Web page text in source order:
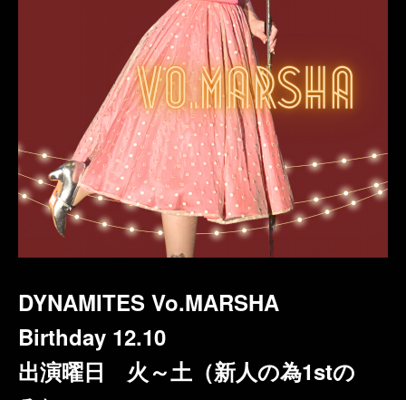
DYNAMITES Vo.MARSHA
Birthday 12.10
出演曜日 火～土（新人の為1stの